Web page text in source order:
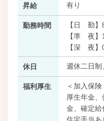
昇給 有り
勤務時間
【日 勤】
【準 夜】
【深 夜】
休日 週休二日制
福利厚生
＜加入保険
厚生年金
金、確定給